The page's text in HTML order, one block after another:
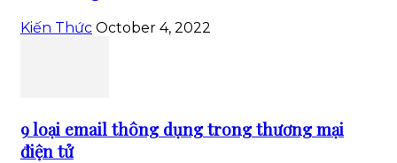
Kiến Thức October 4, 2022
9 loại email thông dụng trong thương mại
điện tử